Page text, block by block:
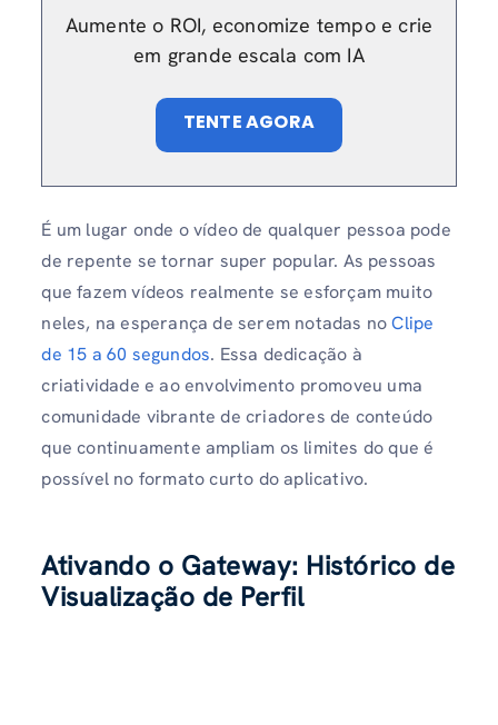
Aumente o ROI, economize tempo e crie
em grande escala com IA
TENTE AGORA
É um lugar onde o vídeo de qualquer pessoa pode
de repente se tornar super popular. As pessoas
que fazem vídeos realmente se esforçam muito
neles, na esperança de serem notadas noClipe
de 15 a 60 segundos. Essa dedicação à
criatividade e ao envolvimento promoveu uma
comunidade vibrante de criadores de conteúdo
que continuamente ampliam os limites do que é
possível no formato curto do aplicativo.
Ativando o Gateway: Histórico de
Visualização de Perfil